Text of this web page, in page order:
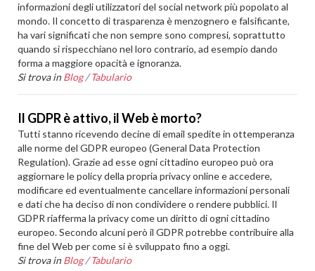
informazioni degli utilizzatori del social network più popolato al
mondo. Il concetto di trasparenza è menzognero e falsificante,
ha vari significati che non sempre sono compresi, soprattutto
quando si rispecchiano nel loro contrario, ad esempio dando
forma a maggiore opacità e ignoranza.
Si trova in Blog /Tabulario
Il GDPR è attivo, il Web è morto?
Tutti stanno ricevendo decine di email spedite in ottemperanza
alle norme del GDPR europeo (General Data Protection
Regulation). Grazie ad esse ogni cittadino europeo può ora
aggiornare le policy della propria privacy online e accedere,
modificare ed eventualmente cancellare informazioni personali
e dati che ha deciso di non condividere o rendere pubblici. Il
GDPR riafferma la privacy come un diritto di ogni cittadino
europeo. Secondo alcuni però il GDPR potrebbe contribuire alla
fine del Web per come si è sviluppato fino a oggi.
Si trova in Blog /Tabulario